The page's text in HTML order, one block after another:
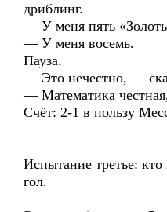
дриблинг.
— У меня пять
— У меня восемь.
Пауза.
— Это нечестно, —
— Математика
Счёт: 2-1 в пользу
Испытание третье: кто
гол.